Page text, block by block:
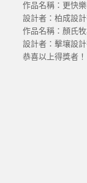
作品名稱：更快
設計者：柏成設
作品名稱：顏氏
設計者：擊壤設
恭喜以上得獎者！